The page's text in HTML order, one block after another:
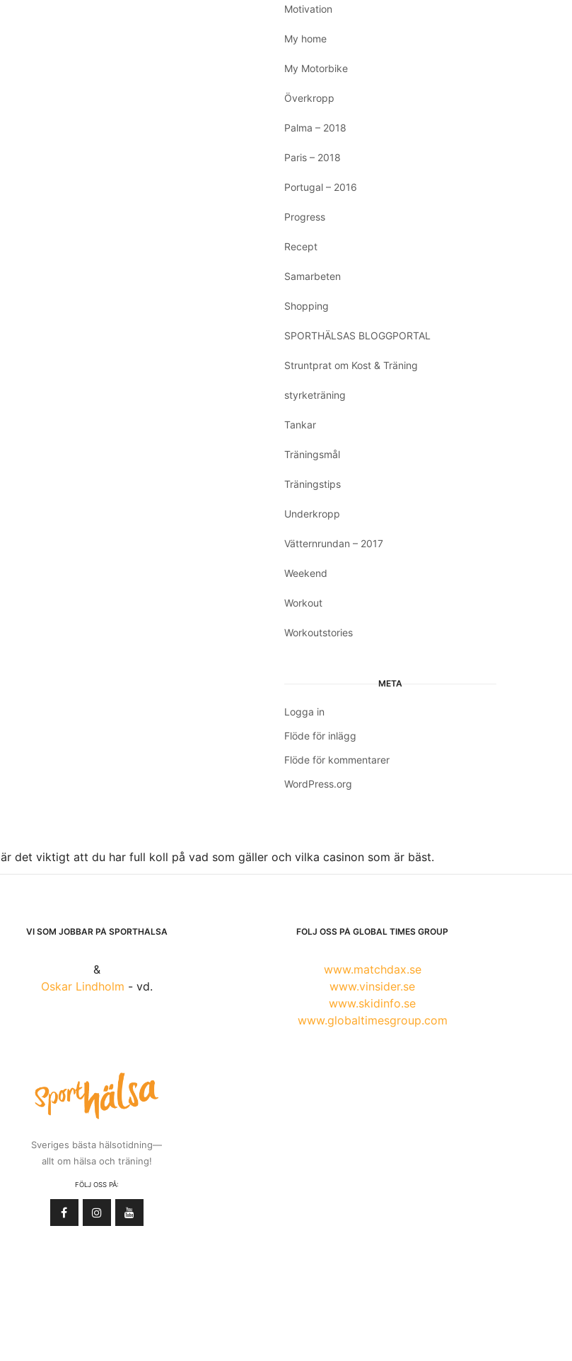
Motivation
My home
My Motorbike
Överkropp
Palma – 2018
Paris – 2018
Portugal – 2016
Progress
Recept
Samarbeten
Shopping
SPORTHÄLSAS BLOGGPORTAL
Struntprat om Kost & Träning
styrketräning
Tankar
Träningsmål
Träningstips
Underkropp
Vätternrundan – 2017
Weekend
Workout
Workoutstories
META
Logga in
Flöde för inlägg
Flöde för kommentarer
WordPress.org
är det viktigt att du har full koll på vad som gäller och vilka casinon som är bäst.
VI SOM JOBBAR PÅ SPORTHÄLSA
&
Oskar Lindholm - vd.
Sveriges bästa hälsotidning—
allt om hälsa och träning!
FÖLJ OSS PÅ:
FÖLJ OSS PÅ GLOBAL TIMES GROUP
www.matchdax.se
www.vinsider.se
www.skidinfo.se
www.globaltimesgroup.com